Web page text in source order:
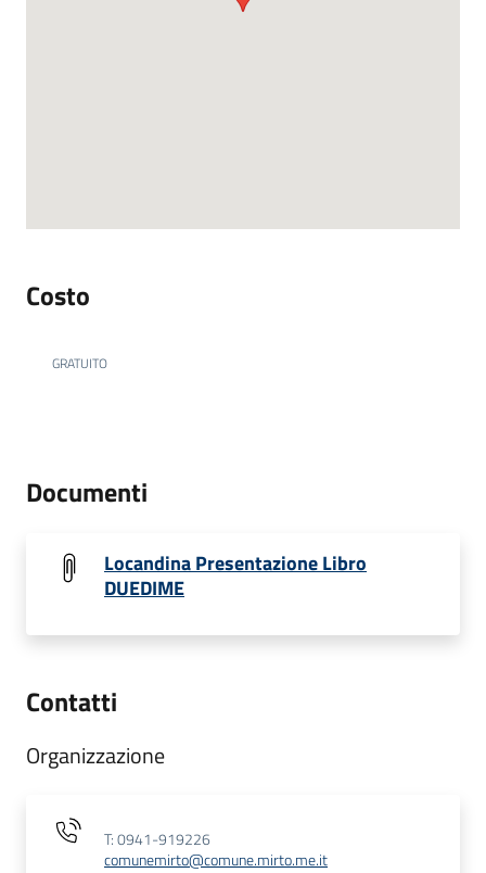
Costo
GRATUITO
Documenti
Locandina Presentazione Libro
DUEDIME
Contatti
Organizzazione
T: 0941-919226
comunemirto@comune.mirto.me.it